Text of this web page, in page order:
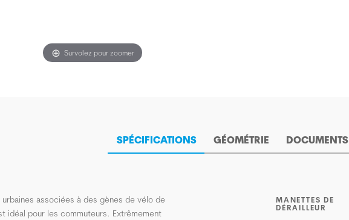
Survolez pour zoomer
SPÉCIFICATIONS GÉOMÉTRIE DOCUMENTS
associées à des gènes de vélo de
idéal pour les commuteurs. Extrêmement
MANETTES DE
DÉRAILLEUR